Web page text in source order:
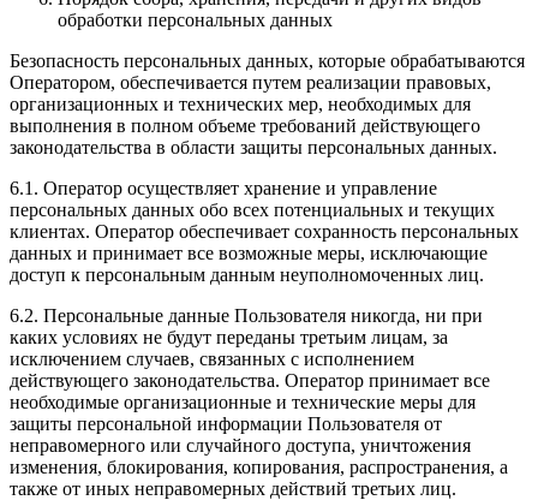
обработки персональных данных
Безопасность персональных данных, которые обрабатываются
Оператором, обеспечивается путем реализации правовых,
организационных и технических мер, необходимых для
выполнения в полном объеме требований действующего
законодательства в области защиты персональных данных.
6.1. Оператор осуществляет хранение и управление
персональных данных обо всех потенциальных и текущих
клиентах. Оператор обеспечивает сохранность персональных
данных и принимает все возможные меры, исключающие
доступ к персональным данным неуполномоченных лиц.
6.2. Персональные данные Пользователя никогда, ни при
каких условиях не будут переданы третьим лицам, за
исключением случаев, связанных с исполнением
действующего законодательства. Оператор принимает все
необходимые организационные и технические меры для
защиты персональной информации Пользователя от
неправомерного или случайного доступа, уничтожения
изменения, блокирования, копирования, распространения, а
также от иных неправомерных действий третьих лиц.